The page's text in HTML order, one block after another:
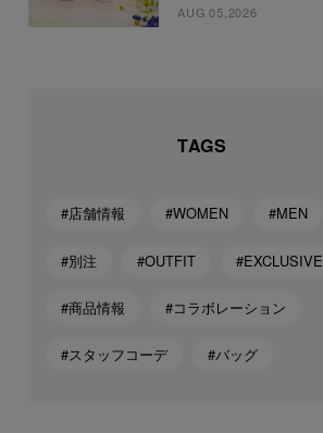
AUG 05,2026
TAGS
#店舗情報 #WOMEN #MEN
#別注 #OUTFIT #EXCLUSIVE
#商品情報 #コラボレーション
#スタッフコーデ #バッグ